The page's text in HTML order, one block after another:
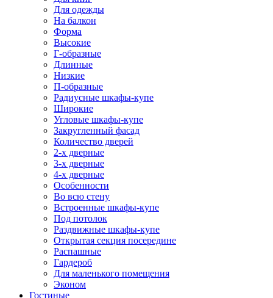
Для одежды
На балкон
Форма
Высокие
Г-образные
Длинные
Низкие
П-образные
Радиусные шкафы-купе
Широкие
Угловые шкафы-купе
Закругленный фасад
Количество дверей
2-х дверные
3-х дверные
4-х дверные
Особенности
Во всю стену
Встроенные шкафы-купе
Под потолок
Раздвижные шкафы-купе
Открытая секция посередине
Распашные
Гардероб
Для маленького помещения
Эконом
Гостиные